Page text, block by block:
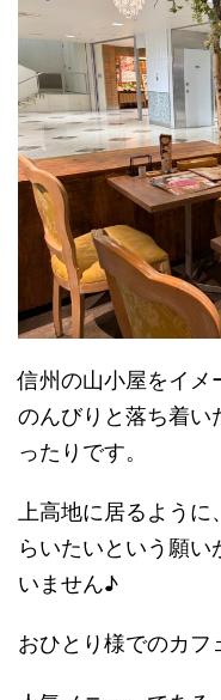
信州の山小屋をイメ
のんびりと落ち着い
ったりです。
上高地に居るように
らいたいという願
いません♪
おひとり様でのカフ